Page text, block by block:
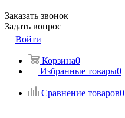
Заказать звонок
Задать вопрос
Войти
Корзина0
Избранные товары0
Сравнение товаров0